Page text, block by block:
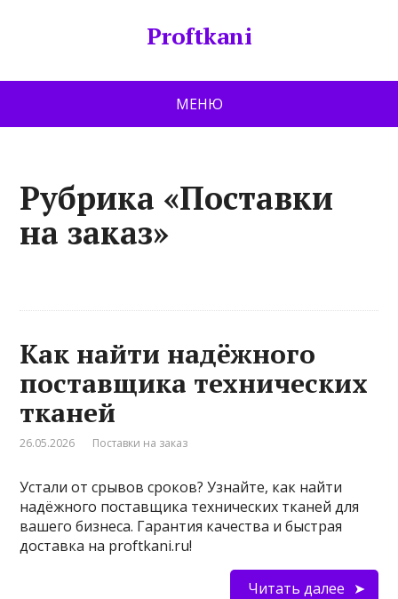
Proftkani
МЕНЮ
Рубрика «Поставки
на заказ»
Как найти надёжного
поставщика технических
тканей
26.05.2026 Поставки на заказ
Устали от срывов сроков? Узнайте, как найти
надёжного поставщика технических тканей для
вашего бизнеса. Гарантия качества и быстрая
доставка на proftkani.ru!
Читать далее